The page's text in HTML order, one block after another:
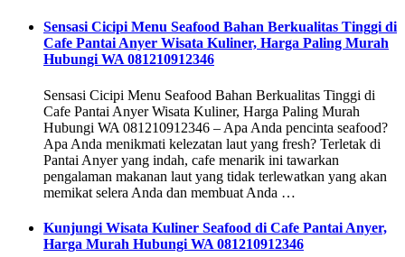
Sensasi Cicipi Menu Seafood Bahan Berkualitas Tinggi di
Cafe Pantai Anyer Wisata Kuliner, Harga Paling Murah
Hubungi WA 081210912346
Sensasi Cicipi Menu Seafood Bahan Berkualitas Tinggi di
Cafe Pantai Anyer Wisata Kuliner, Harga Paling Murah
Hubungi WA 081210912346 – Apa Anda pencinta seafood?
Apa Anda menikmati kelezatan laut yang fresh? Terletak di
Pantai Anyer yang indah, cafe menarik ini tawarkan
pengalaman makanan laut yang tidak terlewatkan yang akan
memikat selera Anda dan membuat Anda …
Kunjungi Wisata Kuliner Seafood di Cafe Pantai Anyer,
Harga Murah Hubungi WA 081210912346